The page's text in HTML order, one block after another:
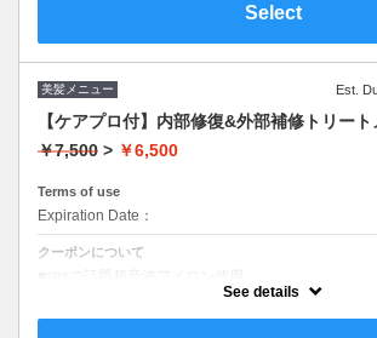
Select
美髪メニュー Est.
【ケアプロ付】内部修復&外部補修トリート
￥7,500 > ￥6,500
Terms of use
Expiration Date：
クーポンについて
See details